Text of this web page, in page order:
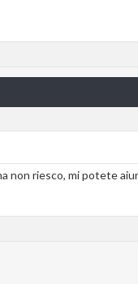
non riesco, mi potete